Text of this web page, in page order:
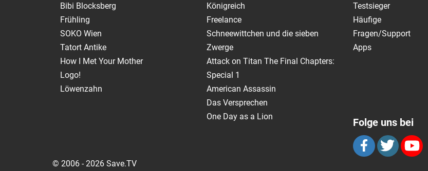
Bibi Blocksberg
Frühling
SOKO Wien
Tatort Antike
How I Met Your Mother
Logo!
Löwenzahn
Königreich
Freelance
Schneewittchen und die sieben
Zwerge
Attack on Titan The Final Chapters:
Special 1
American Assassin
Das Versprechen
One Day as a Lion
Testsieger
Häufige
Fragen/Support
Apps
Folge uns bei
© 2006 - 2026 Save.TV